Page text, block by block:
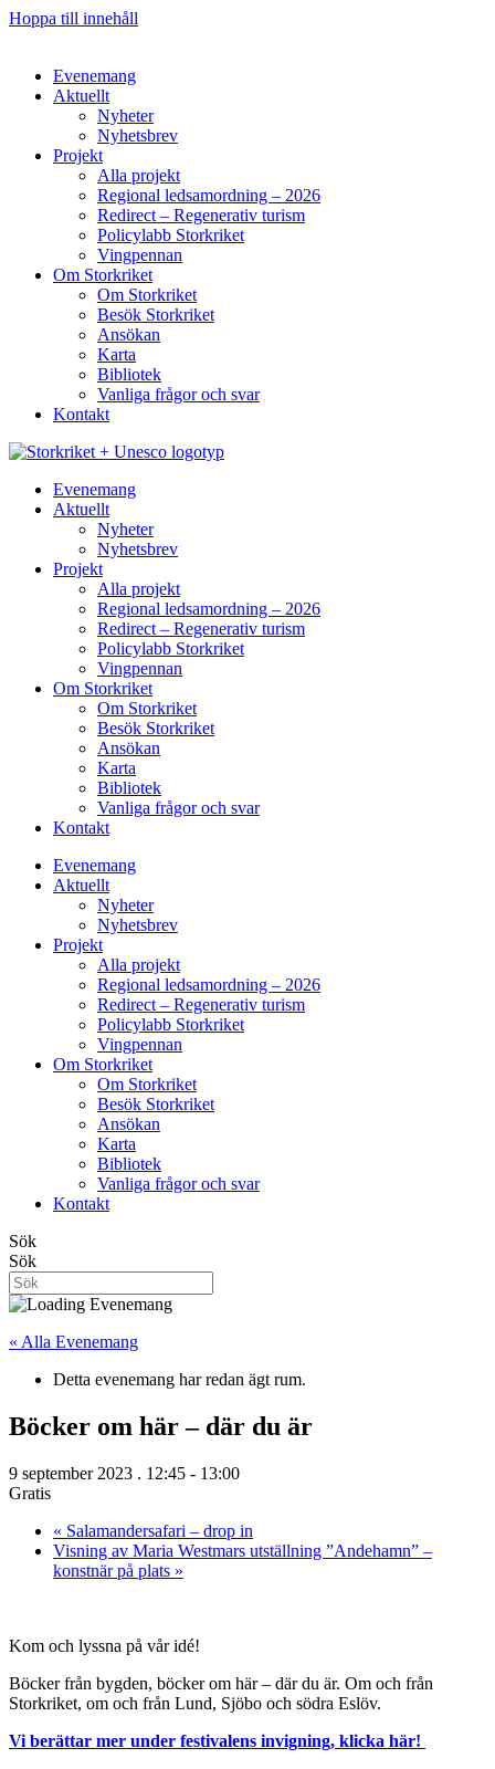
Hoppa till innehåll
Evenemang
Aktuellt
Nyheter
Nyhetsbrev
Projekt
Alla projekt
Regional ledsamordning – 2026
Redirect – Regenerativ turism
Policylabb Storkriket
Vingpennan
Om Storkriket
Om Storkriket
Besök Storkriket
Ansökan
Karta
Bibliotek
Vanliga frågor och svar
Kontakt
Evenemang
Aktuellt
Nyheter
Nyhetsbrev
Projekt
Alla projekt
Regional ledsamordning – 2026
Redirect – Regenerativ turism
Policylabb Storkriket
Vingpennan
Om Storkriket
Om Storkriket
Besök Storkriket
Ansökan
Karta
Bibliotek
Vanliga frågor och svar
Kontakt
Evenemang
Aktuellt
Nyheter
Nyhetsbrev
Projekt
Alla projekt
Regional ledsamordning – 2026
Redirect – Regenerativ turism
Policylabb Storkriket
Vingpennan
Om Storkriket
Om Storkriket
Besök Storkriket
Ansökan
Karta
Bibliotek
Vanliga frågor och svar
Kontakt
Sök
Sök
« Alla Evenemang
Detta evenemang har redan ägt rum.
Böcker om här – där du är
9 september 2023 . 12:45 - 13:00
Gratis
« Salamandersafari – drop in
Visning av Maria Westmars utställning ”Andehamn” –
konstnär på plats »
Kom och lyssna på vår idé!
Böcker från bygden, böcker om här – där du är. Om och från
Storkriket, om och från Lund, Sjöbo och södra Eslöv.
Vi berättar mer under festivalens invigning, klicka här!